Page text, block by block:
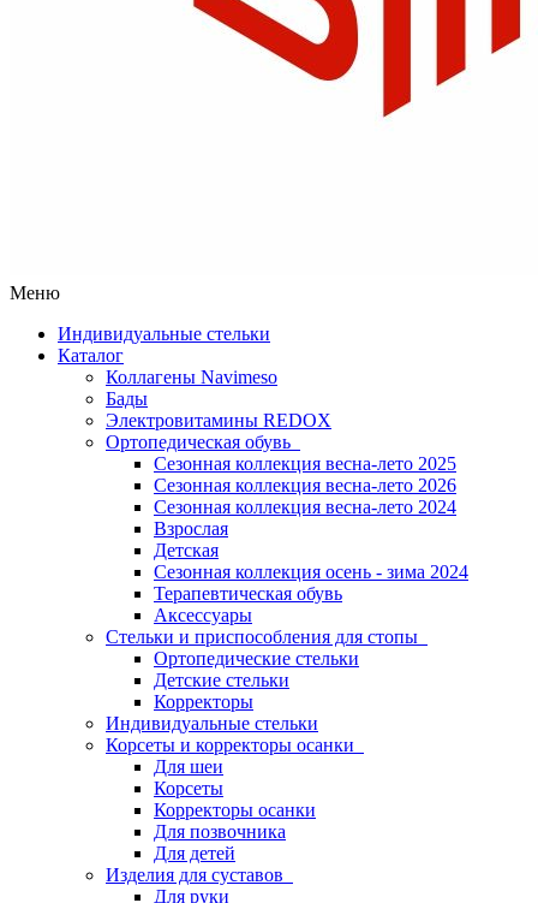
Меню
Индивидуальные стельки
Каталог
Коллагены Navimeso
Бады
Электровитамины REDOX
Ортопедическая обувь
Сезонная коллекция весна-лето 2025
Сезонная коллекция весна-лето 2026
Сезонная коллекция весна-лето 2024
Взрослая
Детская
Сезонная коллекция осень - зима 2024
Терапевтическая обувь
Аксессуары
Стельки и приспособления для стопы
Ортопедические стельки
Детские стельки
Корректоры
Индивидуальные стельки
Корсеты и корректоры осанки
Для шеи
Корсеты
Корректоры осанки
Для позвочника
Для детей
Изделия для суставов
Для руки